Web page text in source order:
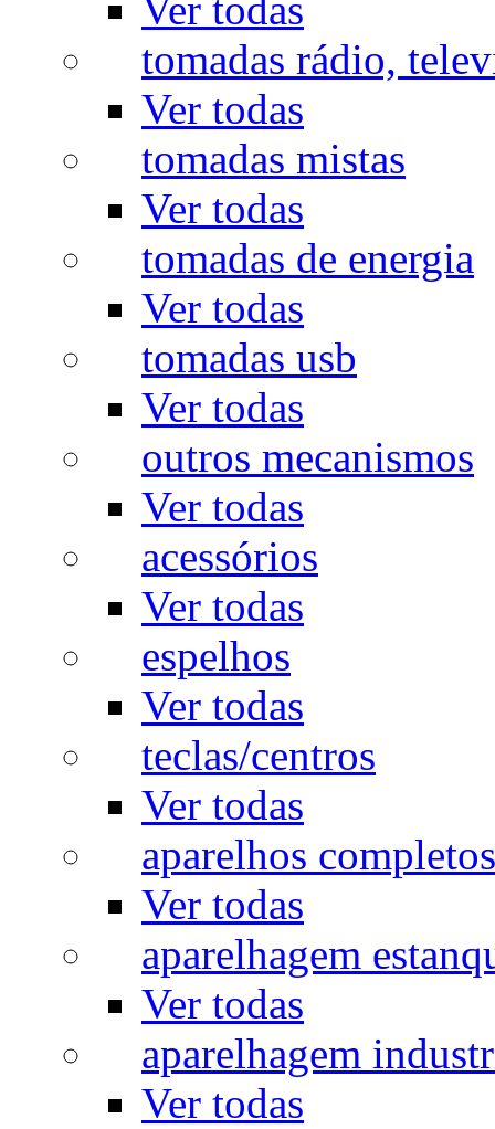
Ver todas
tomadas rádio,
Ver todas
tomadas mistas
Ver todas
tomadas de energia
Ver todas
tomadas usb
Ver todas
outros mecanismos
Ver todas
acessórios
Ver todas
espelhos
Ver todas
teclas/centros
Ver todas
aparelhos completos
Ver todas
aparelhagem
Ver todas
aparelhagem
Ver todas